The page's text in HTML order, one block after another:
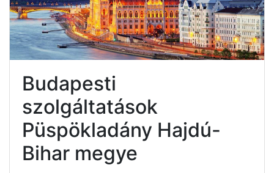
Budapesti
szolgáltatások
Püspökladány Hajdú-
Bihar megye